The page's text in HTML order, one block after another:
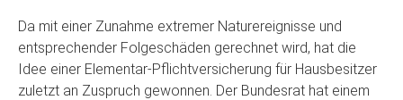
Da mit einer Zunahme extremer Naturereignisse und
entsprechender Folgeschäden gerechnet wird, hat die
Idee einer Elementar-Pflichtversicherung für Hausbesitzer
zuletzt an Zuspruch gewonnen. Der Bundesrat hat einem